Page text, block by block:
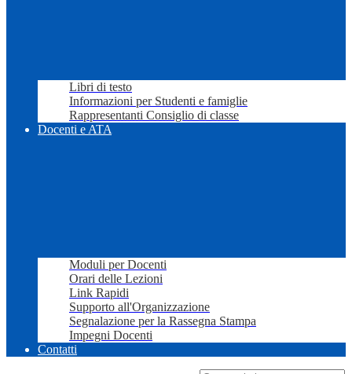
Libri di testo
Informazioni per Studenti e famiglie
Rappresentanti Consiglio di classe
Docenti e ATA
Moduli per Docenti
Orari delle Lezioni
Link Rapidi
Supporto all'Organizzazione
Segnalazione per la Rassegna Stampa
Impegni Docenti
Contatti